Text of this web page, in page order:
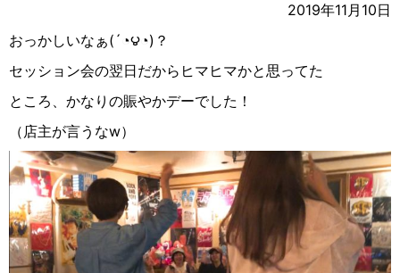
2019年11月10日
おっかしいなぁ( ´ ◔︎౪ ◔︎) ？
セッション会の翌日だからヒマヒマかと思ってた
ところ、かなりの賑やかデーでした！
（店主が言うなw）